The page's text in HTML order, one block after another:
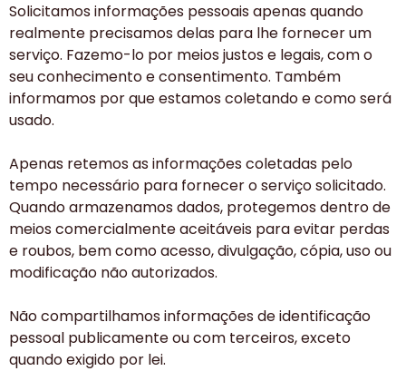
Solicitamos informações pessoais apenas quando
realmente precisamos delas para lhe fornecer um
serviço. Fazemo-lo por meios justos e legais, com o
seu conhecimento e consentimento. Também
informamos por que estamos coletando e como será
usado.
Apenas retemos as informações coletadas pelo
tempo necessário para fornecer o serviço solicitado.
Quando armazenamos dados, protegemos dentro de
meios comercialmente aceitáveis ​​para evitar perdas
e roubos, bem como acesso, divulgação, cópia, uso ou
modificação não autorizados.
Não compartilhamos informações de identificação
pessoal publicamente ou com terceiros, exceto
quando exigido por lei.